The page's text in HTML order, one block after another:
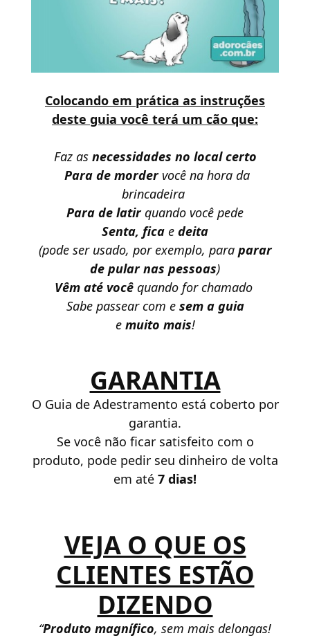
Colocando em prática as instruções
deste guia você terá um cão que:
Faz as necessidades no local certo
Para de mordervocê na hora da
brincadeira
Para de latirquando você pede
Senta, fica e deita
(pode ser usado, por exemplo, para parar
de pular nas pessoas)
Vêm até vocêquando for chamado
Sabe passear com e sem a guia
e muito mais!
GARANTIA
O Guia de Adestramento está coberto por
garantia.
Se você não ficar satisfeito com o
produto, pode pedir seu dinheiro de volta
em até 7 dias!
VEJA O QUE OS
CLIENTES ESTÃO
DIZENDO
“Produto magnífico, sem mais delongas!